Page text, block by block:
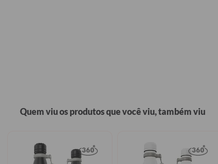
Quem viu os produtos que você viu, também viu